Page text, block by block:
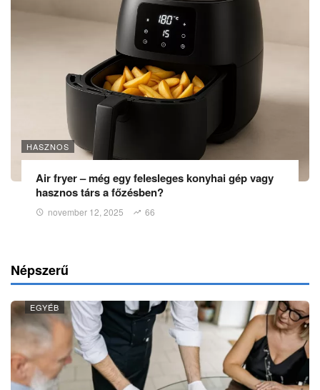
HASZNOS
Air fryer – még egy felesleges konyhai gép vagy
hasznos társ a főzésben?
november 12, 2025 66
Népszerű
EGYÉB